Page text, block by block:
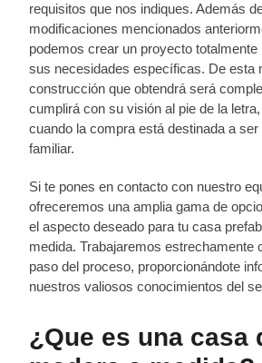
requisitos que nos indiques. Además
modificaciones mencionados
podemos crear un proyecto totalmente
sus necesidades específicas. De esta
construcción que obtendrá será
cumplirá con su visión al pie de la
cuando la compra está destinada a
familiar.
Si te pones en contacto con nuestro
ofreceremos una amplia gama de
el aspecto deseado para tu casa
medida. Trabajaremos estrechamente
paso del proceso, proporcionándote
nuestros valiosos conocimientos del
¿Que es una casa